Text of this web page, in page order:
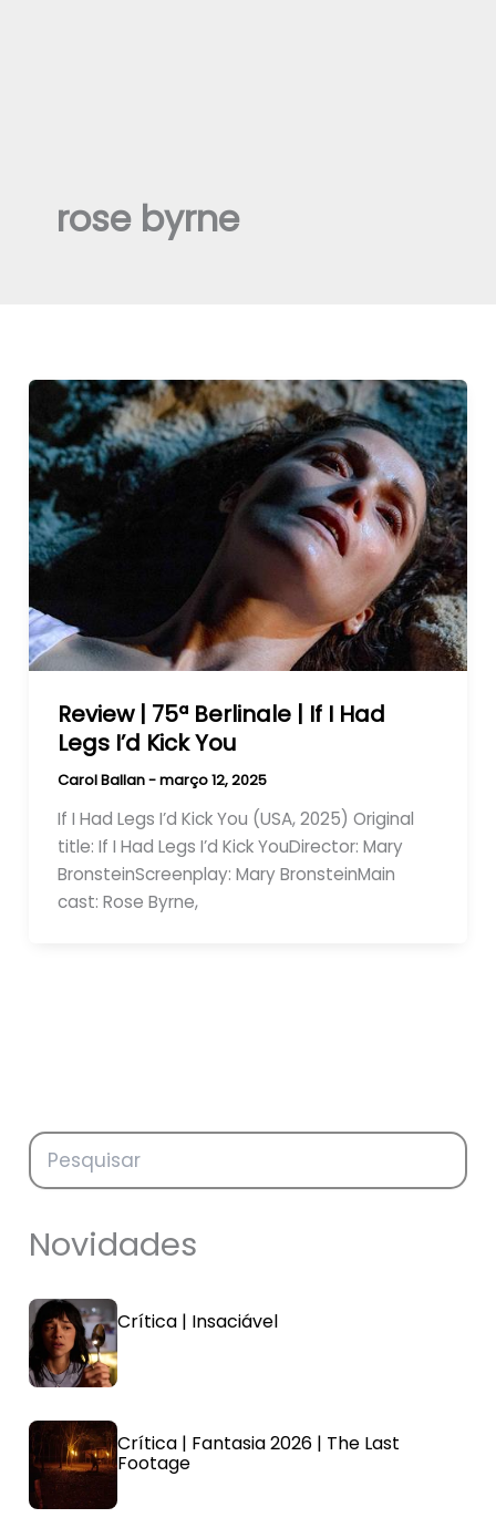
rose byrne
Review | 75ª Berlinale | If I Had
Legs I’d Kick You
Carol Ballan-março 12, 2025
If I Had Legs I’d Kick You (USA, 2025) Original
title: If I Had Legs I’d Kick YouDirector: Mary
BronsteinScreenplay: Mary BronsteinMain
cast: Rose Byrne,
Novidades
Crítica | Insaciável
Crítica | Fantasia 2026 | The Last
Footage